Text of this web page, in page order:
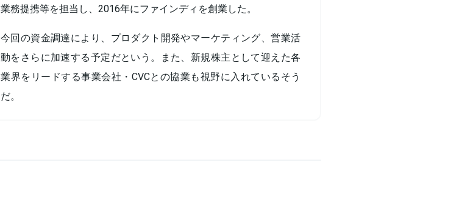
業務提携等を担当し、2016年にファインディを創業した。
今回の資金調達により、プロダクト開発やマーケティング、営業活
動をさらに加速する予定だという。また、新規株主として迎えた各
業界をリードする事業会社・CVCとの協業も視野に入れているそう
だ。